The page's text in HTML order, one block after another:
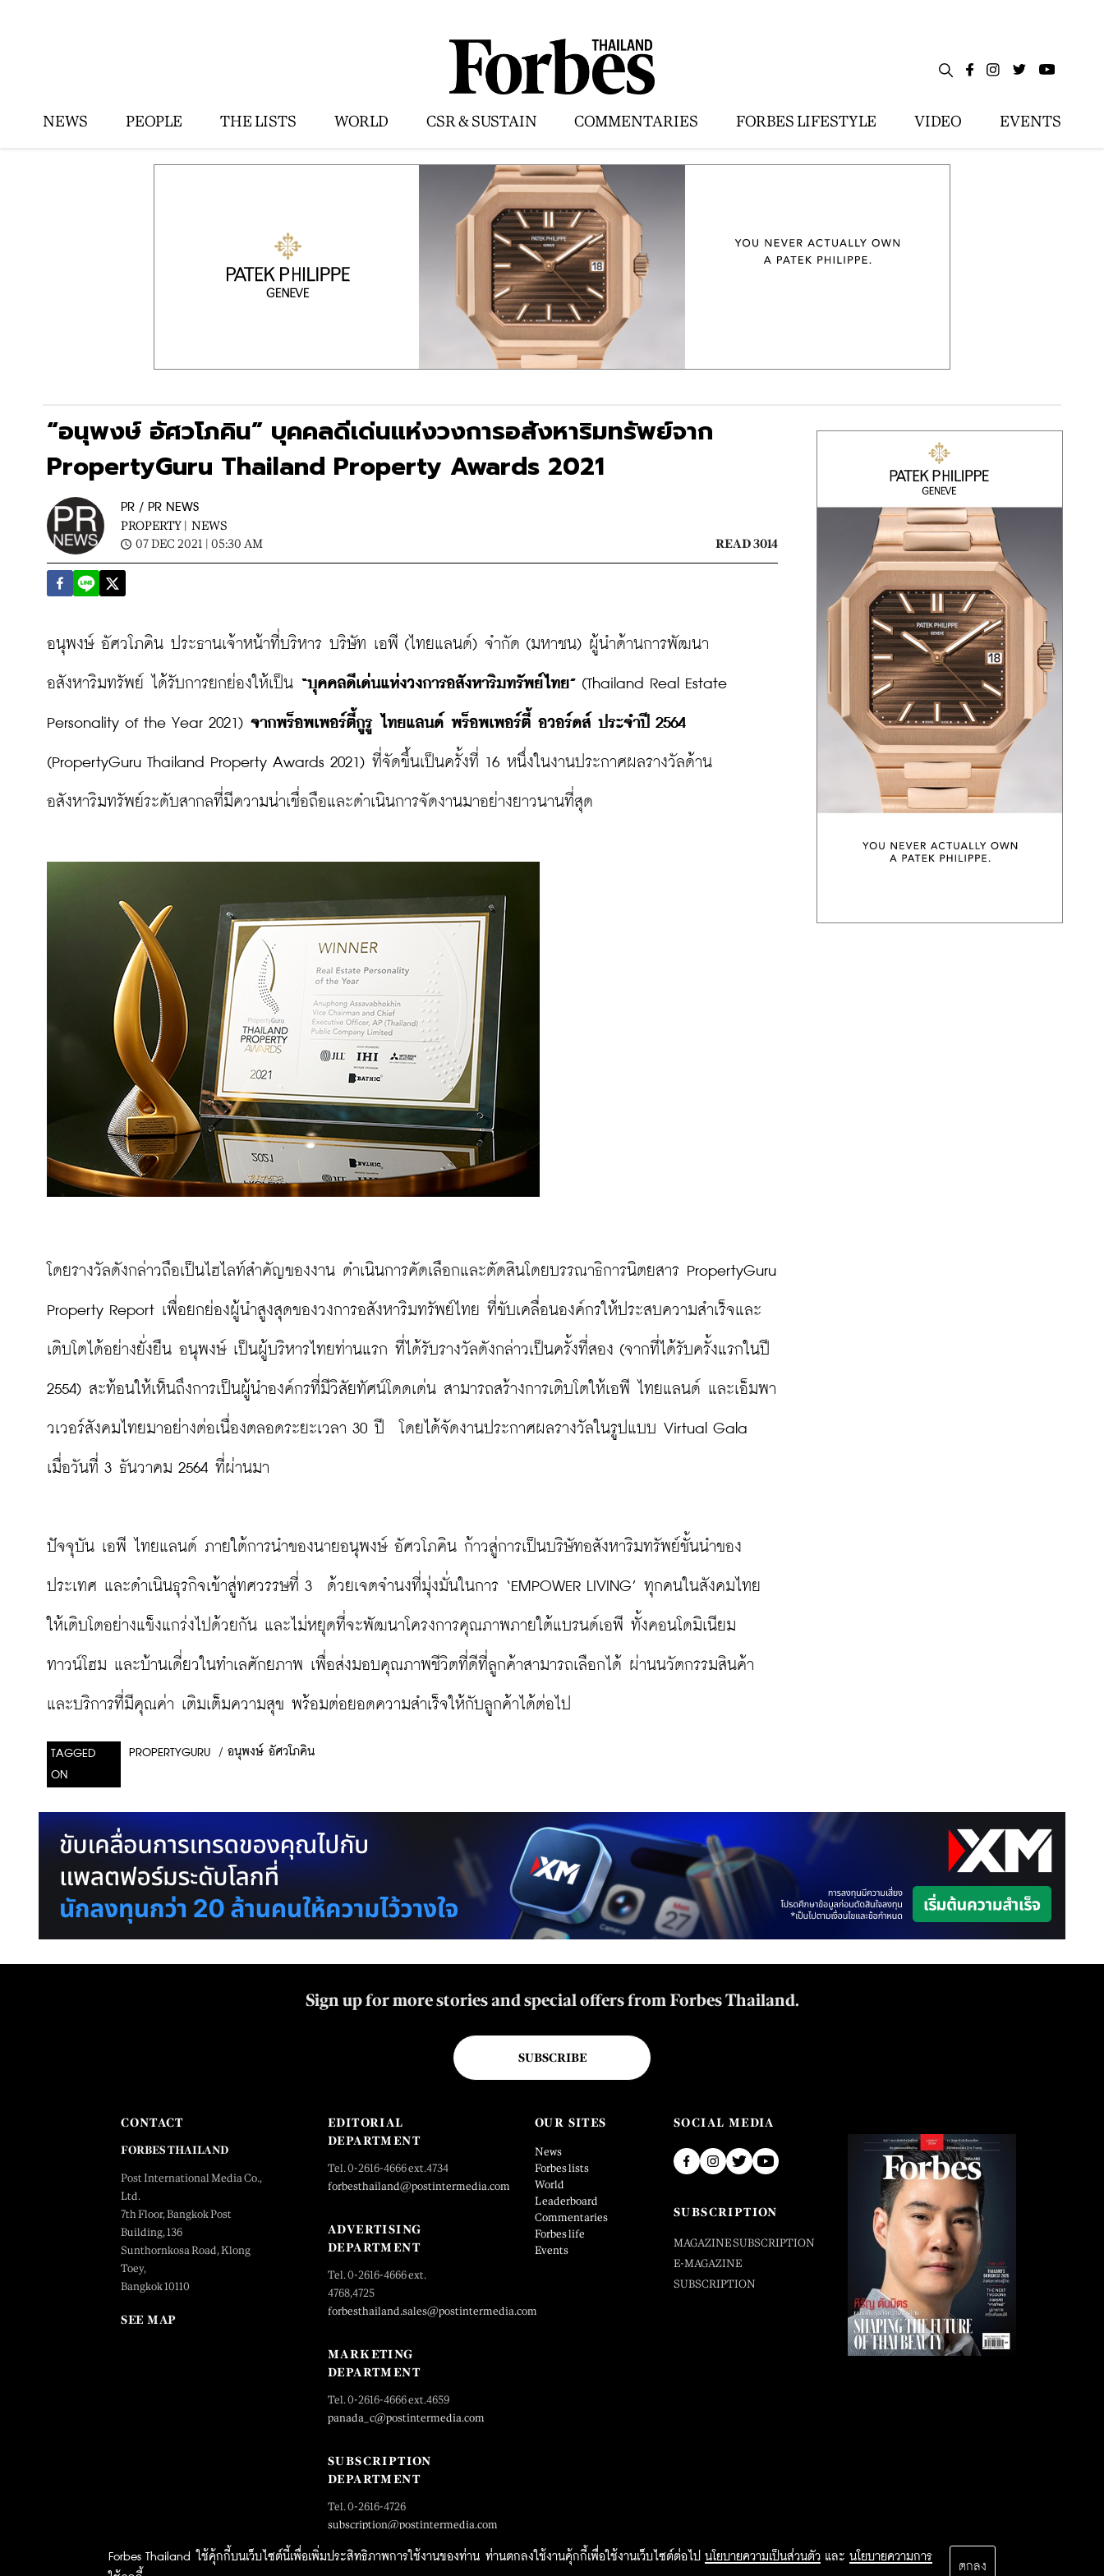
NEWS PEOPLE THE LISTS WORLD CSR & SUSTAIN COMMENTARIES FORBES LIFESTYLE VIDEO EVENTS
“อนุพงษ์ อัศวโภคิน” บุคคลดีเด่นแห่งวงการอสังหาริมทรัพย์จาก
PropertyGuru Thailand Property Awards 2021
PR / PR NEWS
PROPERTY | NEWS
07 DEC 2021 | 05:30 AM
READ 3014
อนุพงษ์ อัศวโภคิน ประธานเจ้าหน้าที่บริหาร บริษัท เอพี (ไทยแลนด์) จำกัด (มหาชน) ผู้นำด้านการพัฒนา
อสังหาริมทรัพย์ ได้รับการยกย่องให้เป็น “บุคคลดีเด่นแห่งวงการอสังหาริมทรัพย์ไทย” (Thailand Real Estate
Personality of the Year 2021) จากพร็อพเพอร์ตี้กูรู ไทยแลนด์ พร็อพเพอร์ตี้ อวอร์ดส์ ประจำปี 2564
(PropertyGuru Thailand Property Awards 2021) ที่จัดขึ้นเป็นครั้งที่ 16 หนึ่งในงานประกาศผลรางวัลด้าน
อสังหาริมทรัพย์ระดับสากลที่มีความน่าเชื่อถือและดำเนินการจัดงานมาอย่างยาวนานที่สุด
โดยรางวัลดังกล่าวถือเป็นไฮไลท์สำคัญของงาน ดำเนินการคัดเลือกและตัดสินโดยบรรณาธิการนิตยสาร PropertyGuru
Property Report เพื่อยกย่องผู้นำสูงสุดของวงการอสังหาริมทรัพย์ไทย ที่ขับเคลื่อนองค์กรให้ประสบความสำเร็จและ
เติบโตได้อย่างยั่งยืน อนุพงษ์ เป็นผู้บริหารไทยท่านแรก ที่ได้รับรางวัลดังกล่าวเป็นครั้งที่สอง (จากที่ได้รับครั้งแรกในปี
2554) สะท้อนให้เห็นถึงการเป็นผู้นำองค์กรที่มีวิสัยทัศน์โดดเด่น สามารถสร้างการเติบโตให้เอพี ไทยแลนด์ และเอ็มพา
วเวอร์สังคมไทยมาอย่างต่อเนื่องตลอดระยะเวลา 30 ปี  โดยได้จัดงานประกาศผลรางวัลในรูปแบบ Virtual Gala
เมื่อวันที่ 3 ธันวาคม 2564 ที่ผ่านมา
ปัจจุบัน เอพี ไทยแลนด์ ภายใต้การนำของนายอนุพงษ์ อัศวโภคิน ก้าวสู่การเป็นบริษัทอสังหาริมทรัพย์ชั้นนำของ
ประเทศ และดำเนินธุรกิจเข้าสู่ทศวรรษที่ 3  ด้วยเจตจำนงที่มุ่งมั่นในการ ‘EMPOWER LIVING’ ทุกคนในสังคมไทย
ให้เติบโตอย่างแข็งแกร่งไปด้วยกัน และไม่หยุดที่จะพัฒนาโครงการคุณภาพภายใต้แบรนด์เอพี ทั้งคอนโดมิเนียม
ทาวน์โฮม และบ้านเดี่ยวในทำเลศักยภาพ เพื่อส่งมอบคุณภาพชีวิตที่ดีที่ลูกค้าสามารถเลือกได้ ผ่านนวัตกรรมสินค้า
และบริการที่มีคุณค่า เติมเต็มความสุข พร้อมต่อยอดความสำเร็จให้กับลูกค้าได้ต่อไป
TAGGED
ON
PROPERTYGURU / อนุพงษ์ อัศวโภคิน
Forbes Thailand ใช้คุ้กกี้บนเว็บไซต์นี้เพื่อเพิ่มประสิทธิภาพการใช้งานของท่าน ท่านตกลงใช้งานคุ้กกี้เพื่อใช้งานเว็บไซต์ต่อไป นโยบายความเป็นส่วนตัว และ นโยบายความการ
ตกลง
Sign up for more stories and special offers from Forbes Thailand.
SUBSCRIBE
CONTACT
FORBES THAILAND
Post International Media Co.,
Ltd.
7th Floor, Bangkok Post
Building, 136
Sunthornkosa Road, Klong
Toey,
Bangkok 10110
SEE MAP
EDITORIAL
DEPARTMENT
Tel. 0-2616-4666 ext.4734
forbesthailand@postintermedia.com
ADVERTISING
DEPARTMENT
Tel. 0-2616-4666 ext.
4768,4725
forbesthailand.sales@postintermedia.com
MARKETING
DEPARTMENT
Tel. 0-2616-4666 ext.4659
panada_c@postintermedia.com
SUBSCRIPTION
DEPARTMENT
Tel. 0-2616-4726
subscription@postintermedia.com
OUR SITES
News
Forbes lists
World
Leaderboard
Commentaries
Forbes life
Events
SOCIAL MEDIA
SUBSCRIPTION
MAGAZINE SUBSCRIPTION
E-MAGAZINE
SUBSCRIPTION